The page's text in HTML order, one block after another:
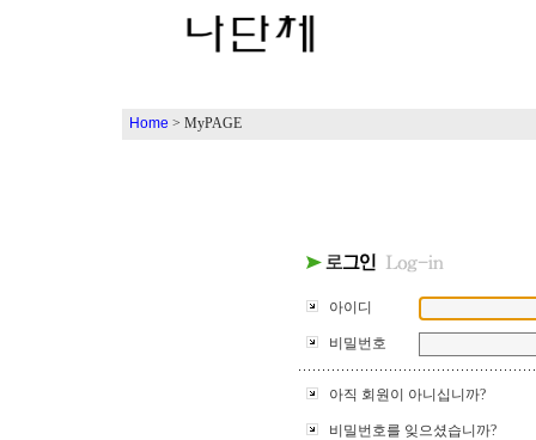
Home > MyPAGE
아이디
비밀번호
아직 회원이 아니십니까?
비밀번호를 잊으셨습니까?